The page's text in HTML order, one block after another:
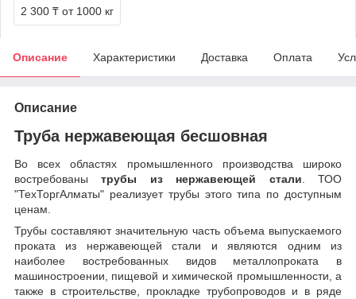
2 300 ₸ от 1000 кг
Описание Характеристики Доставка Оплата
Описание
Труба нержавеющая бесшовная
Во всех областях промышленного производства широко
востребованытрубы из нержавеющей стали. ТОО
"ТехТоргАлматы" реализует трубы этого типа по доступным
ценам.
Трубы составляют значительную часть объема выпускаемого
проката из нержавеющей стали и являются одним из
наиболее востребованных видов металлопроката в
машиностроении, пищевой и химической промышленности, а
также в строительстве, прокладке трубопроводов и в ряде